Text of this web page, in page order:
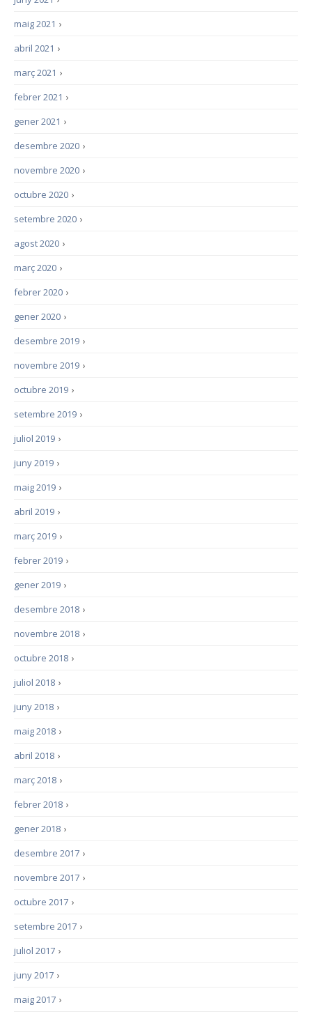
›
maig 2021
›
abril 2021
›
març 2021
›
febrer 2021
›
gener 2021
›
desembre 2020
›
novembre 2020
›
octubre 2020
›
setembre 2020
›
agost 2020
›
març 2020
›
febrer 2020
›
gener 2020
›
desembre 2019
›
novembre 2019
›
octubre 2019
›
setembre 2019
›
juliol 2019
›
juny 2019
›
maig 2019
›
abril 2019
›
març 2019
›
febrer 2019
›
gener 2019
›
desembre 2018
›
novembre 2018
›
octubre 2018
›
juliol 2018
›
juny 2018
›
maig 2018
›
abril 2018
›
març 2018
›
febrer 2018
›
gener 2018
›
desembre 2017
›
novembre 2017
›
octubre 2017
›
setembre 2017
›
juliol 2017
›
juny 2017
›
maig 2017